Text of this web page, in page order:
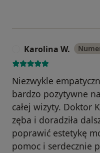
Karolina W.
Niezwykle
bardzo pozytywne
całej wizyty. Doktor
zęba i doradziła
poprawić estetykę
pomoc i serdecznie